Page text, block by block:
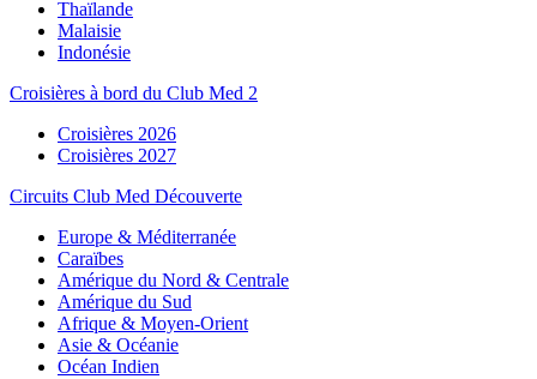
Thaïlande
Malaisie
Indonésie
Croisières à bord du Club Med 2
Croisières 2026
Croisières 2027
Circuits Club Med Découverte
Europe & Méditerranée
Caraïbes
Amérique du Nord & Centrale
Amérique du Sud
Afrique & Moyen-Orient
Asie & Océanie
Océan Indien